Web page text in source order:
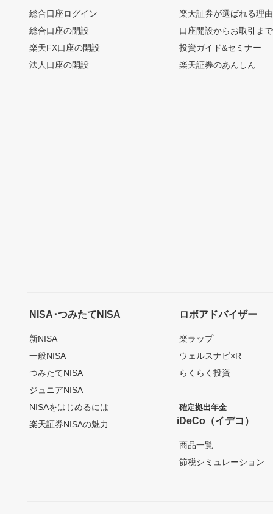
総合口座ログイン
総合口座の開設
楽天FX口座の開設
法人口座の開設
楽天証券が選ばれる理由
口座開設からお取引ま
投資ガイド&セミナー
楽天証券のあんしん
NISA･つみたてNISA
新NISA
一般NISA
つみたてNISA
ジュニアNISA
NISAをはじめるには
楽天証券NISAの魅力
ロボアドバイザー
楽ラップ
ウェルスナビ×R
らくらく投資
確定拠出年金
iDeCo（イデコ）
商品一覧
節税シミュレーション